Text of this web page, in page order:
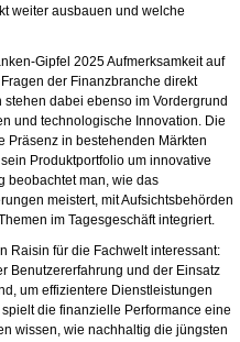
weiter ausbauen und welche
Gipfel 2025 Aufmerksamkeit auf
der Finanzbranche direkt
dabei ebenso im Vordergrund
und technologische Innovation. Die
Präsenz in bestehenden Märkten
Produktportfolio um innovative
beobachtet man, wie das
meistert, mit Aufsichtsbehörden
im Tagesgeschäft integriert.
Raisin für die Fachwelt interessant:
Benutzererfahrung und der Einsatz
um effizientere Dienstleistungen
die finanzielle Performance eine
wissen, wie nachhaltig die jüngsten